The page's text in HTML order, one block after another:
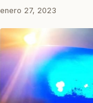
enero 27, 2023